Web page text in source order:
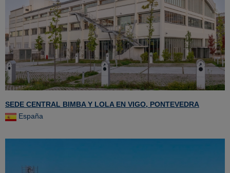
SEDE CENTRAL BIMBA Y LOLA EN VIGO, PONTEVEDRA
España